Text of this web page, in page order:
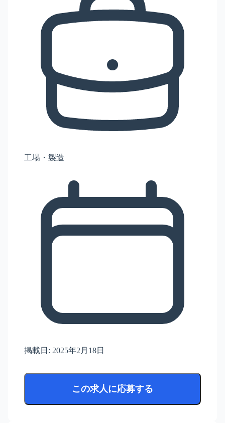
工場・製造
掲載日: 2025年2月18日
この求人に応募する